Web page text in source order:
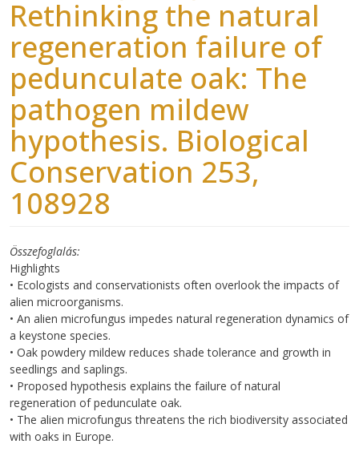
Rethinking the natural
regeneration failure of
pedunculate oak: The
pathogen mildew
hypothesis. Biological
Conservation 253,
108928
Összefoglalás
Highlights
• Ecologists and conservationists often overlook the impacts of
alien microorganisms.
• An alien microfungus impedes natural regeneration dynamics of
a keystone species.
• Oak powdery mildew reduces shade tolerance and growth in
seedlings and saplings.
• Proposed hypothesis explains the failure of natural
regeneration of pedunculate oak.
• The alien microfungus threatens the rich biodiversity associated
with oaks in Europe.